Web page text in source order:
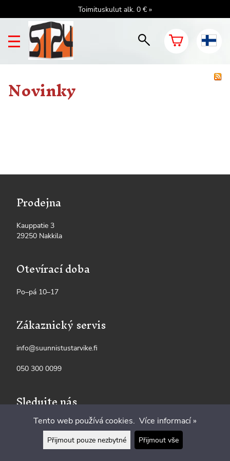
Toimituskulut alk. 0 € »
Novinky
Prodejna
Kauppatie 3
29250 Nakkila
Otevírací doba
Po–pá 10–17
Zákaznický servis
info@suunnistustarvike.fi
050 300 0099
Sledujte nás
Tento web používá cookies. Více informací »
Přijmout pouze nezbytné Přijmout vše